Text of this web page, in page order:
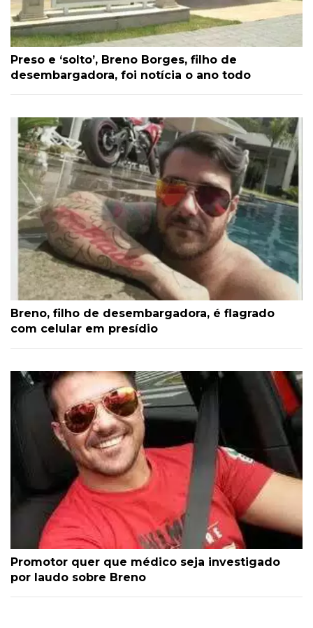
Preso e ‘solto’, Breno Borges, filho de
desembargadora, foi notícia o ano todo
Breno, filho de desembargadora, é flagrado
com celular em presídio
Promotor quer que médico seja investigado
por laudo sobre Breno